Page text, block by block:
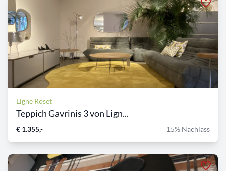
Ligne Roset
Teppich Gavrinis 3 von Lign...
€ 1.355,- 15% Nachlass